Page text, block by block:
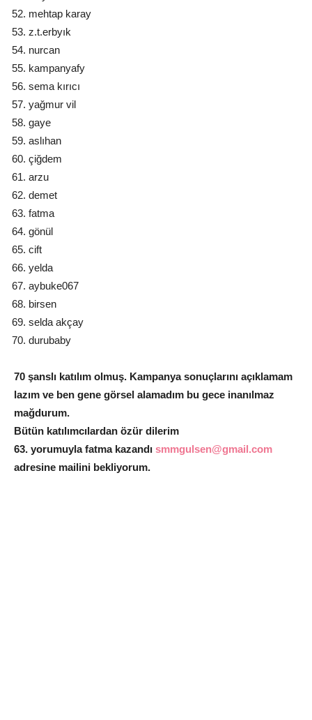
mehtap karay
z.t.erbyık
nurcan
kampanyafy
sema kırıcı
yağmur vil
gaye
aslıhan
çiğdem
arzu
demet
fatma
gönül
cift
yelda
aybuke067
birsen
selda akçay
durubaby
70 şanslı katılım olmuş. Kampanya sonuçlarını açıklamam
lazım ve ben gene görsel alamadım bu gece inanılmaz
mağdurum.
Bütün katılımcılardan özür dilerim
63. yorumuyla fatma kazandı smmgulsen@gmail.com
adresine mailini bekliyorum.